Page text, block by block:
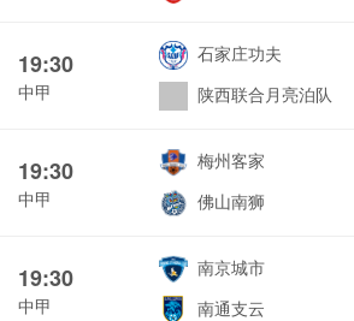
19:30
中甲
石家庄功夫
陕西联合月亮泊队
19:30
中甲
梅州客家
佛山南狮
19:30
中甲
南京城市
南通支云